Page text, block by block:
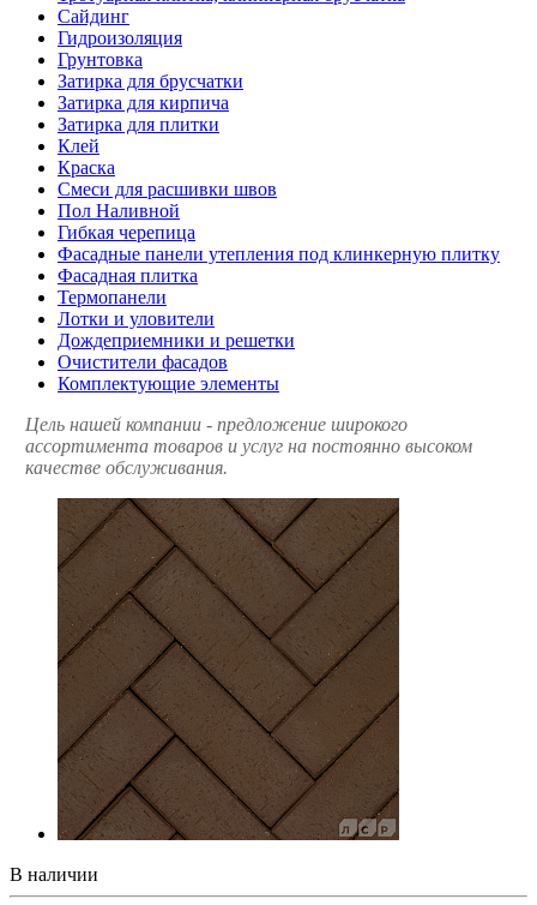
Сайдинг
Гидроизоляция
Грунтовка
Затирка для брусчатки
Затирка для кирпича
Затирка для плитки
Клей
Краска
Смеси для расшивки швов
Пол Наливной
Гибкая черепица
Фасадные панели утепления под клинкерную плитку
Фасадная плитка
Термопанели
Лотки и уловители
Дождеприемники и решетки
Очистители фасадов
Комплектующие элементы
Цель нашей компании - предложение широкого
ассортимента товаров и услуг на постоянно высоком
качестве обслуживания.
В наличии